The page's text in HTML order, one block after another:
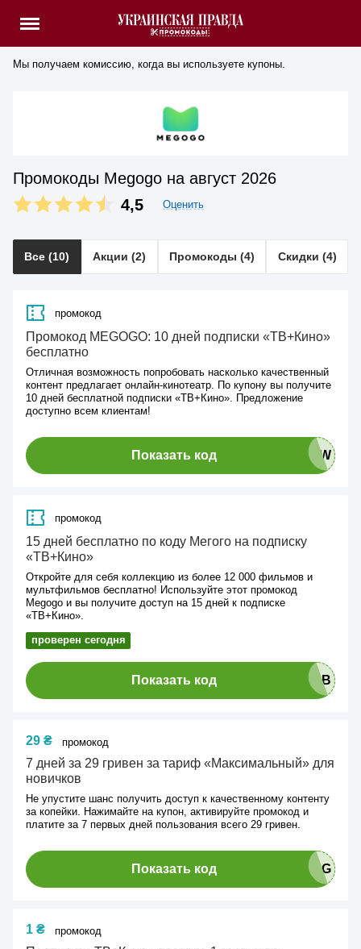
Мы получаем комиссию, когда вы используете купоны.
Промокоды Megogo на август 2026
4,5
Оценить
Все (10) Акции (2) Промокоды (4) Скидки (4)
промокод
Промокод MEGOGO: 10 дней подписки «ТВ+Кино»
бесплатно
Отличная возможность попробовать насколько качественный
контент предлагает онлайн-кинотеатр. По купону вы получите
10 дней бесплатной подписки «ТВ+Кино». Предложение
доступно всем клиентам!
Показать код
промокод
15 дней бесплатно по коду Мегого на подписку
«ТВ+Кино»
Откройте для себя коллекцию из более 12 000 фильмов и
мультфильмов бесплатно! Используйте этот промокод
Megogo и вы получите доступ на 15 дней к подписке
«ТВ+Кино».
проверен сегодня
Показать код
29 ₴ промокод
7 дней за 29 гривен за тариф «Максимальный» для
новичков
Не упустите шанс получить доступ к качественному контенту
за копейки. Нажимайте на купон, активируйте промокод и
платите за 7 первых дней пользования всего 29 гривен.
Показать код
1 ₴ промокод